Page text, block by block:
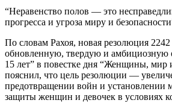
“Неравенство полов — это
прогресса и угроза миру и
По словам Рахоя, новая резолюция 2242
обновленную, твердую и амбициозную
15 лет” в повестке дня “Женщины, мир
пояснил, что цель резолюции —
предотвращении войн и установлении
защиты женщин и девочек в условиях